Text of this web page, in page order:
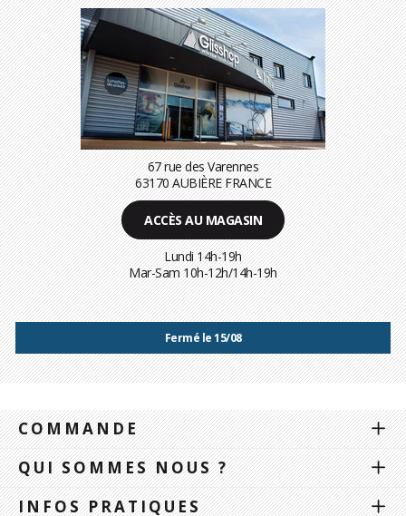
67 rue des Varennes
63170 AUBIÈRE FRANCE
ACCÈS AU MAGASIN
Lundi 14h-19h
Mar-Sam 10h-12h/14h-19h
Fermé le 15/08
COMMANDE
QUI SOMMES NOUS ?
INFOS PRATIQUES